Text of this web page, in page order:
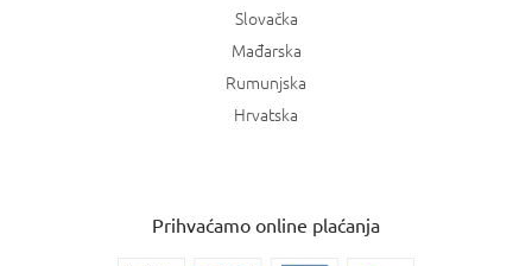
Slovačka
Mađarska
Rumunjska
Hrvatska
Prihvaćamo online plaćanja